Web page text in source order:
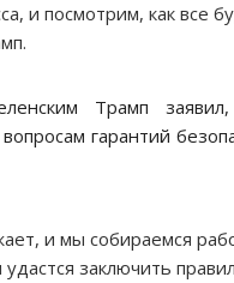
и посмотрим, как все
Трамп
гарантий
и мы собираемся
удастся заключить